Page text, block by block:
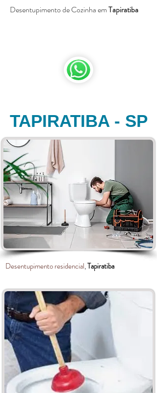
Desentupimento de Cozinha emTapiratiba
TAPIRATIBA - SP
Desentupimento residencial,Tapiratiba